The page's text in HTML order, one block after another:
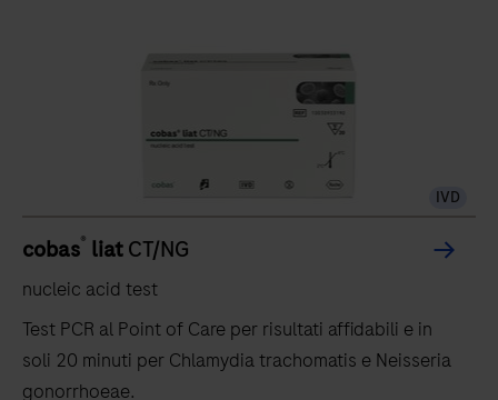
IVD
cobas® liatCT/NG
nucleic acid test
Test PCR al Point of Care per risultati affidabili e in
soli 20 minuti per Chlamydia trachomatis e Neisseria
gonorrhoeae.